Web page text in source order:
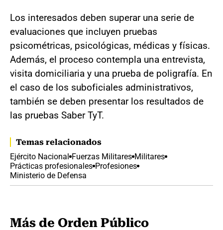
Los interesados deben superar una serie de
evaluaciones que incluyen pruebas
psicométricas, psicológicas, médicas y físicas.
Además, el proceso contempla una entrevista,
visita domiciliaria y una prueba de poligrafía. En
el caso de los suboficiales administrativos,
también se deben presentar los resultados de
las pruebas Saber TyT.
Temas relacionados
Ejército Nacional Fuerzas Militares Militares
Prácticas profesionales Profesiones
Ministerio de Defensa
Más de Orden Público